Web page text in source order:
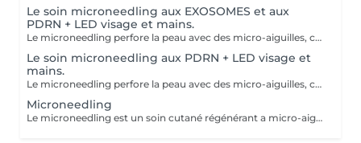
Le soin microneedling aux EXOSOMES et aux
PDRN + LED visage et mains.
Le microneedling perfore la peau avec des micro-aiguilles, créant des micro-canaux qui permettent à un sérum actif (PDRN ou exosomes) de pénétrer en profondeur dans le derme. C'est ce qu'on appelle un soin « biostimulateur » : on ne remplit pas, on stimule la peau pour qu'elle se régénère elle-même. L'association des exosomes et du PDRN (Polydésoxyribonucléotide) est une révolution anti-âge. Il représente le protocole de régénération cutanée le plus avancé en médecine esthétique. Cette synergie permet de stimuler le renouvellement cellulaire de façon accélérée, d'atténuer les cicatrices et de lifter le teint sans chirurgie. C'est une synergie régénératrice puissante, ces deux actifs maximisent la réparation tissulaire et l'éclat du teint. Idéale pour les peaux: matures , avec des dommages solaires importants, des cicatrices, une perte de fermeté. Soin plus puissant que le PDRN . Pour optimiser les effets du soin, nous appliquerons la lumière LED sur le visage. Profitez, également, d'un traitement anti-âge à la lumière Led pour les mains.
Le soin microneedling aux PDRN + LED visage et
mains.
Le microneedling perfore la peau avec des micro-aiguilles, créant des micro-canaux qui permettent à un sérum actif (PDRN ou exosomes) de pénétrer en profondeur dans le derme. C'est ce qu'on appelle un soin « biostimulateur » : on ne remplit pas, on stimule la peau pour qu'elle se régénère elle-même. Tandis que le sérum PDRN pénètre profondément pour stimuler la réparation cellulaire, accélérer la cicatrisation et booster la production de collagène. Pour optimiser les effets du soin, nous appliquerons la lumière LED sur le visage. Profitez, également, d'un traitement anti-âge à la lumière Led pour les mains.
Microneedling
Le microneedling est un soin cutané régénérant a micro-aiguilles permettant de réduire les signes de l'âge et de raviver l'éclat de votre peau, il aide aussi a effacer les traces d'acné, les cicatrices. Un véritable soin qui resserre les pores dilatés , lisse la peau, estimes les rides et ridules grâce au sérum à l'acide hyaluronique. + LED visage et mains